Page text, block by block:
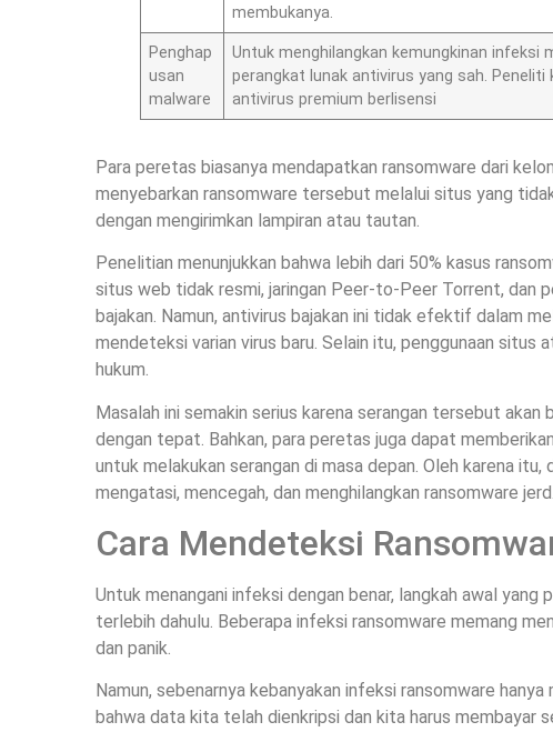
membukanya.
Penghap
usan
malware
Untuk menghilangkan kemungkinan infeksi
perangkat lunak antivirus yang sah.
antivirus premium berlisensi
Para peretas biasanya mendapatkan ransomware dari
menyebarkan ransomware tersebut melalui situs yang
dengan mengirimkan lampiran atau tautan.
Penelitian menunjukkan bahwa lebih dari 50% kasus
situs web tidak resmi, jaringan Peer-to-Peer Torrent, dan
bajakan. Namun, antivirus bajakan ini tidak efektif dalam
mendeteksi varian virus baru. Selain itu, penggunaan situs
hukum.
Masalah ini semakin serius karena serangan tersebut
dengan tepat. Bahkan, para peretas juga dapat
untuk melakukan serangan di masa depan. Oleh karena
mengatasi, mencegah, dan menghilangkan ransomware jerd.
Cara Mendeteksi
Untuk menangani infeksi dengan benar, langkah awal yang
terlebih dahulu. Beberapa infeksi ransomware memang
dan panik.
Namun, sebenarnya kebanyakan infeksi ransomware
bahwa data kita telah dienkripsi dan kita harus membayar